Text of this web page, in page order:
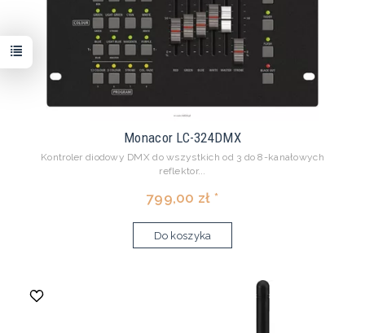
Monacor LC-324DMX
Kontroler diodowy DMX do wszystkich od 3 do 8-kanałowych
reflektor...
799,00 zł *
Do koszyka